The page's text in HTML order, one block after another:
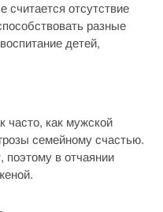
отсутствие
разные
детей,
часто, как мужской
семейному счастью.
поэтому в отчаянии